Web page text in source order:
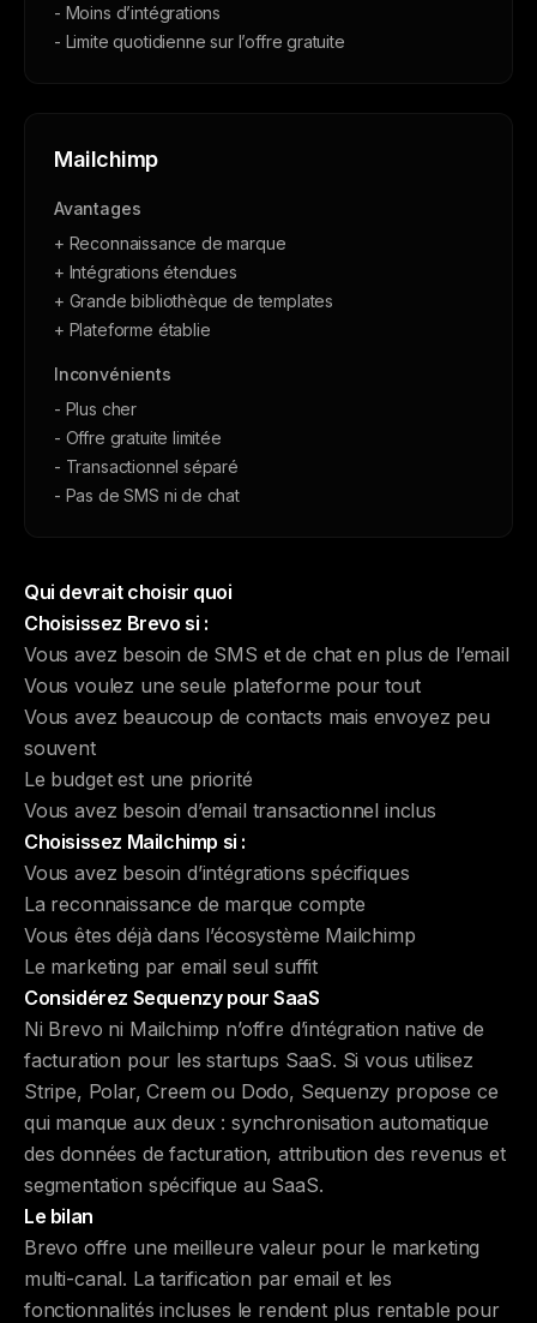
- Moins d’intégrations
- Limite quotidienne sur l’offre gratuite
Mailchimp
Avantages
+ Reconnaissance de marque
+ Intégrations étendues
+ Grande bibliothèque de templates
+ Plateforme établie
Inconvénients
- Plus cher
- Offre gratuite limitée
- Transactionnel séparé
- Pas de SMS ni de chat
Qui devrait choisir quoi
Choisissez Brevo si :
Vous avez besoin de SMS et de chat en plus de l’email
Vous voulez une seule plateforme pour tout
Vous avez beaucoup de contacts mais envoyez peu
souvent
Le budget est une priorité
Vous avez besoin d’email transactionnel inclus
Choisissez Mailchimp si :
Vous avez besoin d’intégrations spécifiques
La reconnaissance de marque compte
Vous êtes déjà dans l’écosystème Mailchimp
Le marketing par email seul suffit
Considérez Sequenzy pour SaaS
Ni Brevo ni Mailchimp n’offre d’intégration native de
facturation pour les startups SaaS. Si vous utilisez
Stripe, Polar, Creem ou Dodo, Sequenzy propose ce
qui manque aux deux : synchronisation automatique
des données de facturation, attribution des revenus et
segmentation spécifique au SaaS.
Le bilan
Brevo offre une meilleure valeur pour le marketing
multi-canal. La tarification par email et les
fonctionnalités incluses le rendent plus rentable pour